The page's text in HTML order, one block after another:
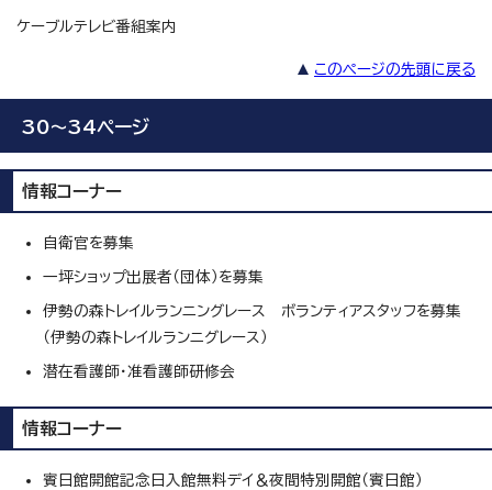
ケーブルテレビ番組案内
このページの先頭に戻る
30～34ページ
情報コーナー
自衛官を募集
一坪ショップ出展者（団体）を募集
伊勢の森トレイルランニングレース ボランティアスタッフを募集
（伊勢の森トレイルランニグレース）
潜在看護師・准看護師研修会
情報コーナー
賓日館開館記念日入館無料デイ＆夜間特別開館（賓日館）